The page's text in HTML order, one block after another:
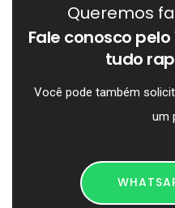
Queremos
Fale conosco
tudo
Você pode também
um